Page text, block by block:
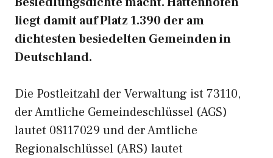
liegt damit auf Platz 1.390 der am
dichtesten besiedelten Gemeinden in
Deutschland.
Die Postleitzahl der Verwaltung ist 73110,
der Amtliche Gemeindeschlüssel (AGS)
lautet 08117029 und der Amtliche
Regionalschlüssel (ARS) lautet